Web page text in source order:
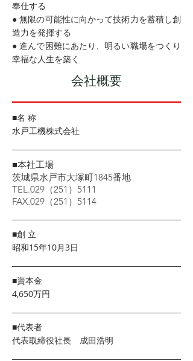
奉仕する
● 無限の可能性に向かって技術力を蓄積し創
造力を発揮する
● 進んで困難にあたり、明るい職場をつくり
幸福な人生を築く
会社概要
■名 称
水戸工機株式会社
■本社工場
茨城県水戸市大塚町1845番地
TEL.029（251）5111
FAX.029（251）5114
■創 立
昭和15年10月3日
■資本金
4,650万円
■代表者
代表取締役社長 成田浩明